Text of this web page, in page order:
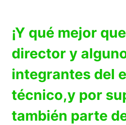
¡Y qué mejor
director y
integrantes del
técnico,y por
también parte